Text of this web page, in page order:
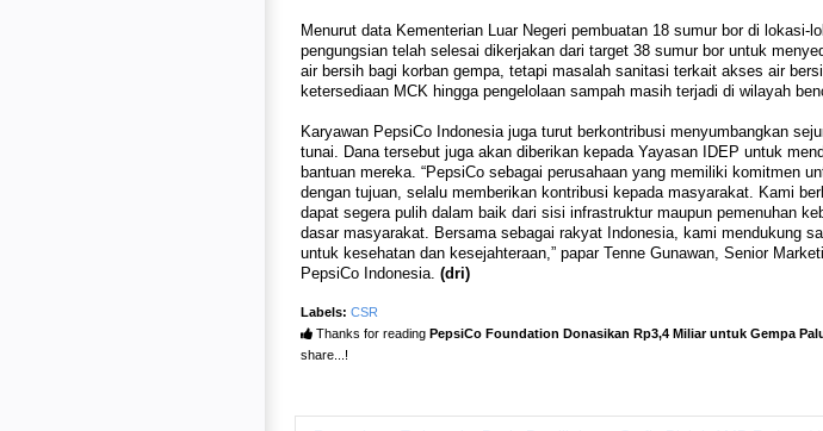
Menurut data Kementerian Luar Negeri pembuatan 18 sumur bor di lokasi-
pengungsian telah selesai dikerjakan dari target 38 sumur bor untuk
air bersih bagi korban gempa, tetapi masalah sanitasi terkait akses air
ketersediaan MCK hingga pengelolaan sampah masih terjadi di wilayah
Karyawan PepsiCo Indonesia juga turut berkontribusi menyumbangkan
tunai. Dana tersebut juga akan diberikan kepada Yayasan IDEP untuk
bantuan mereka. “PepsiCo sebagai perusahaan yang memiliki komitmen
dengan tujuan, selalu memberikan kontribusi kepada masyarakat. Kami
dapat segera pulih dalam baik dari sisi infrastruktur maupun pemenuhan
dasar masyarakat. Bersama sebagai rakyat Indonesia, kami mendukung
untuk kesehatan dan kesejahteraan,” papar Tenne Gunawan, Senior
PepsiCo Indonesia. (dri)
Labels: CSR
Thanks for reading PepsiCo Foundation Donasikan Rp3,4 Miliar untuk Gempa
share...!